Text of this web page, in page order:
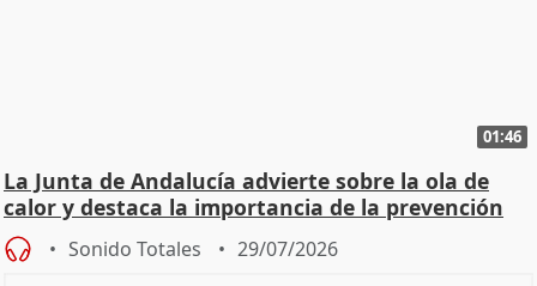
01:46
La Junta de Andalucía advierte sobre la ola de
calor y destaca la importancia de la prevención
Sonido Totales 29/07/2026